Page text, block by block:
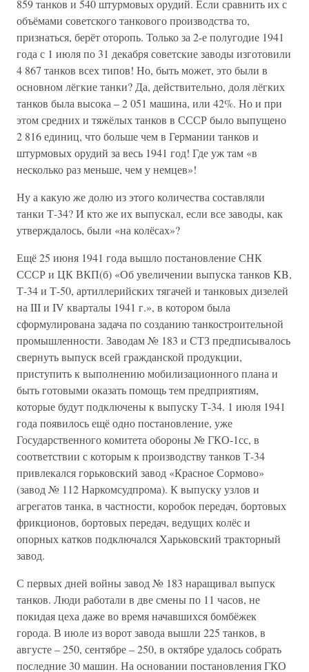
859 танков и 540 штурмовых орудий. Если сравнить их с
объёмами советского танкового производства то,
признаться, берёт оторопь. Только за 2-е полугодие 1941
года с 1 июля по 31 декабря советские заводы изготовили
4 867 танков всех типов! Но, быть может, это были в
основном лёгкие танки? Да, действительно, доля лёгких
танков была высока – 2 051 машина, или 42%. Но и при
этом средних и тяжёлых танков в СССР было выпущено
2 816 единиц, что больше чем в Германии танков и
штурмовых орудий за весь 1941 год! Где уж там «в
несколько раз меньше, чем у немцев»!
Ну а какую же долю из этого количества составляли
танки Т-34? И кто же их выпускал, если все заводы, как
утверждалось, были «на колёсах»?
Ещё 25 июня 1941 года вышло постановление СНК
СССР и ЦК ВКП(б) «Об увеличении выпуска танков KB,
Т-34 и Т-50, артиллерийских тягачей и танковых дизелей
на III и IV кварталы 1941 г.», в котором была
сформулирована задача по созданию танкостроительной
промышленности. Заводам № 183 и СТЗ предписывалось
свернуть выпуск всей гражданской продукции,
приступить к выполнению мобилизационного плана и
быть готовыми оказать помощь тем предприятиям,
которые будут подключены к выпуску Т-34. 1 июля 1941
года появилось ещё одно постановление, уже
Государственного комитета обороны № ГКО-1сс, в
соответствии с которым к производству танков Т-34
привлекался горьковский завод «Красное Сормово»
(завод № 112 Наркомсудпрома). К выпуску узлов и
агрегатов танка, в частности, коробок передач, бортовых
фрикционов, бортовых передач, ведущих колёс и
опорных катков подключался Харьковский тракторный
завод.
С первых дней войны завод № 183 наращивал выпуск
танков. Люди работали в две смены по 11 часов, не
покидая цеха даже во время начавшихся бомбёжек
города. В июле из ворот завода вышли 225 танков, в
августе – 250, сентябре – 250, в октябре удалось собрать
последние 30 машин. На основании постановления ГКО